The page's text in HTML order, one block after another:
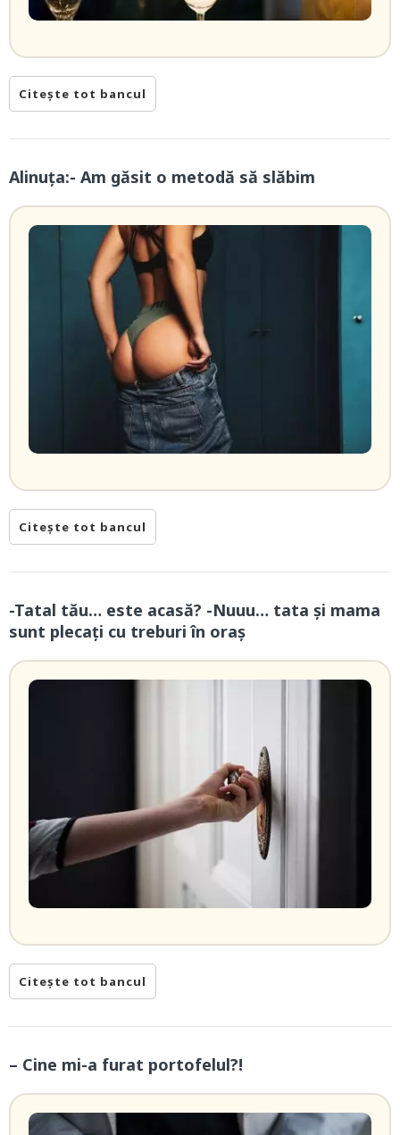
Citește tot bancul
Alinuța:- Am găsit o metodă să slăbim
Citește tot bancul
-Tatal tău… este acasă? -Nuuu… tata și mama
sunt plecați cu treburi în oraș
Citește tot bancul
– Cine mi-a furat portofelul?!